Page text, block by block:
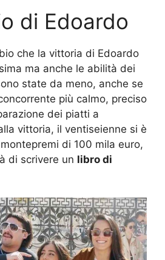
di Edoardo
che la vittoria di Edoardo
ma anche le abilità dei
state da meno, anche se
più calmo, preciso
dei piatti a
vittoria, il ventiseienne si è
di 100 mila euro,
di scrivere un libro di